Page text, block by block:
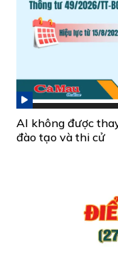
AI không được
đào tạo và thi cử